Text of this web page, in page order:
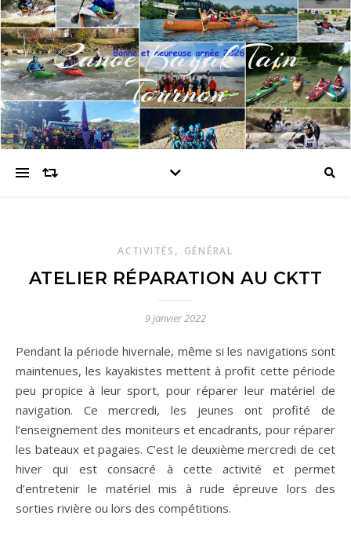
Canoe Kayak Tain
Tournon
ACTIVITÉS , GÉNÉRAL
ATELIER RÉPARATION AU CKTT
9 janvier 2022
Pendant la période hivernale, même si les navigations sont
maintenues, les kayakistes mettent à profit cette période
peu propice à leur sport, pour réparer leur matériel de
navigation. Ce mercredi, les jeunes ont profité de
l’enseignement des moniteurs et encadrants, pour réparer
les bateaux et pagaies. C’est le deuxième mercredi de cet
hiver qui est consacré à cette activité et permet
d’entretenir le matériel mis à rude épreuve lors des
sorties rivière ou lors des compétitions.